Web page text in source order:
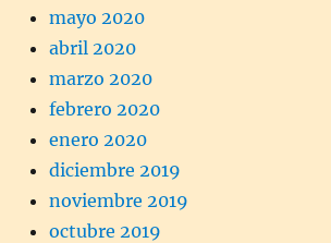
mayo 2020
abril 2020
marzo 2020
febrero 2020
enero 2020
diciembre 2019
noviembre 2019
octubre 2019